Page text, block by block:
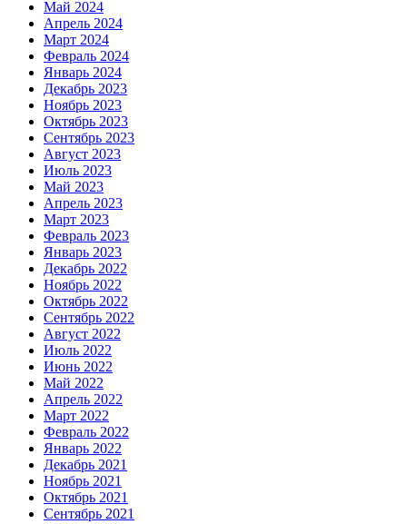
Май 2024
Апрель 2024
Март 2024
Февраль 2024
Январь 2024
Декабрь 2023
Ноябрь 2023
Октябрь 2023
Сентябрь 2023
Август 2023
Июль 2023
Май 2023
Апрель 2023
Март 2023
Февраль 2023
Январь 2023
Декабрь 2022
Ноябрь 2022
Октябрь 2022
Сентябрь 2022
Август 2022
Июль 2022
Июнь 2022
Май 2022
Апрель 2022
Март 2022
Февраль 2022
Январь 2022
Декабрь 2021
Ноябрь 2021
Октябрь 2021
Сентябрь 2021